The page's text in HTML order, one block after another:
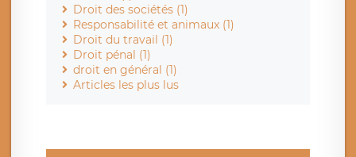
Droit des sociétés (1)
Responsabilité et animaux (1)
Droit du travail (1)
Droit pénal (1)
droit en général (1)
Articles les plus lus